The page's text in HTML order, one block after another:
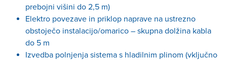
prebojni višini do 2,5 m)
Elektro povezave in priklop naprave na ustrezno
obstoječo instalacijo/omarico – skupna dolžina kabla
do 5 m
Izvedba polnjenja sistema s hladilnim plinom (vključno